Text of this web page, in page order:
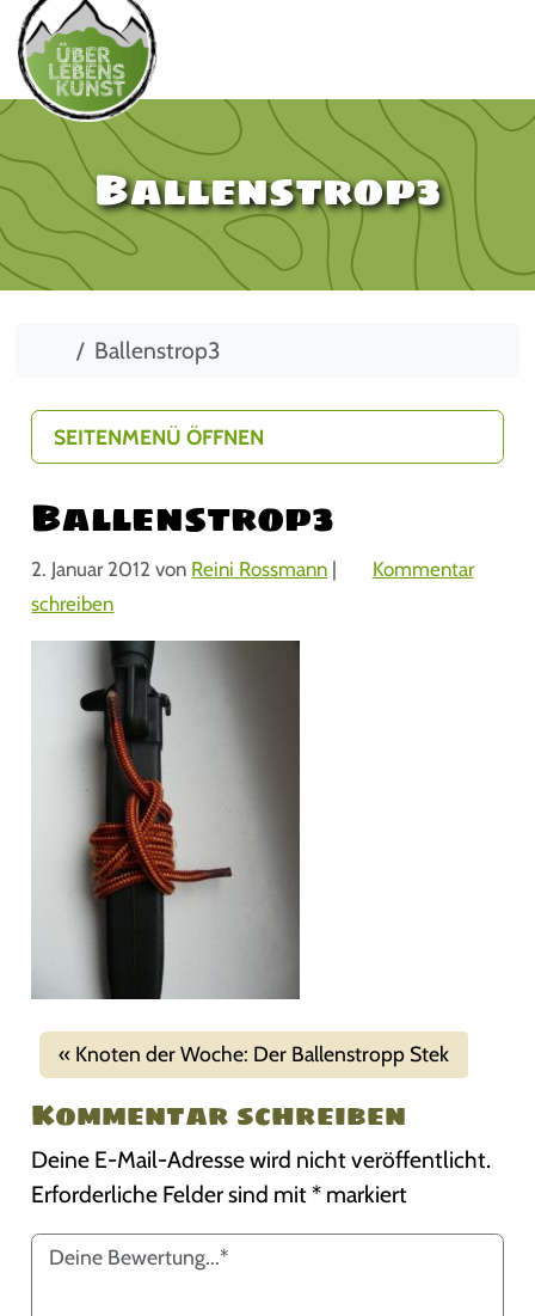
Ballenstrop3
StartBallenstrop3
Ballenstrop3
2. Januar 2012 von Reini Rossmann |
Kommentar
schreiben
Knoten der Woche: Der Ballenstropp Stek
Kommentar schreiben
Deine E-Mail-Adresse wird nicht veröffentlicht.
Erforderliche Felder sind mit* markiert
SEITENMENÜ ÖFFNEN